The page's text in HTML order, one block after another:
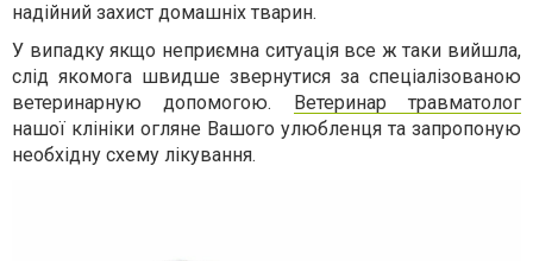
надійний захист домашніх тварин.
У випадку якщо неприємна ситуація все ж таки вийшла,
слід якомога швидше звернутися за спеціалізованою
ветеринарную допомогою. Ветеринар травматолог
нашої клініки огляне Вашого улюбленця та запропоную
необхідну схему лікування.